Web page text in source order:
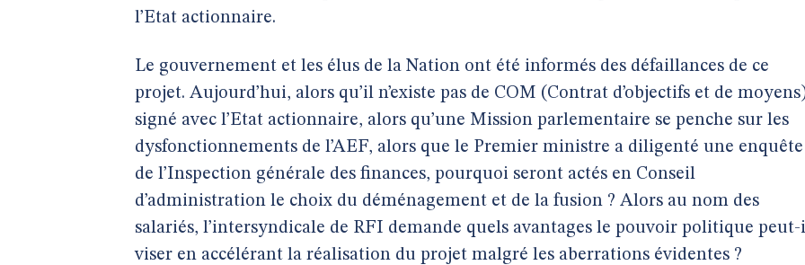
l’Etat actionnaire.
Le gouvernement et les élus de la Nation ont été informés des défaillances de ce
projet. Aujourd’hui, alors qu’il n’existe pas de COM (Contrat d’objectifs et de
signé avec l’Etat actionnaire, alors qu’une Mission parlementaire se penche sur les
dysfonctionnements de l’AEF, alors que le Premier ministre a diligenté une enquête
de l’Inspection générale des finances, pourquoi seront actés en Conseil
d’administration le choix du déménagement et de la fusion ? Alors au nom des
salariés, l’intersyndicale de RFI demande quels avantages le pouvoir politique
viser en accélérant la réalisation du projet malgré les aberrations évidentes ?